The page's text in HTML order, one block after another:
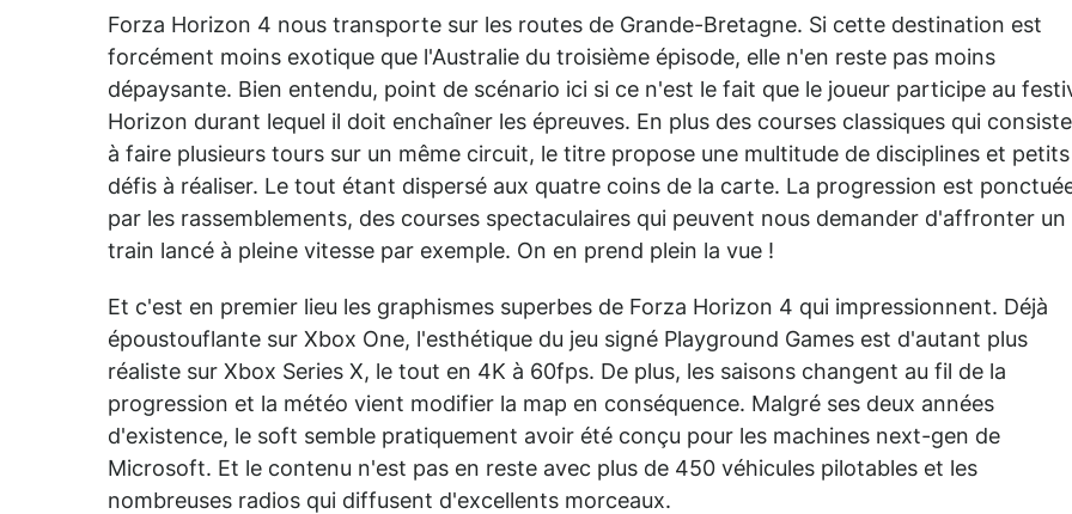
Forza Horizon 4 nous transporte sur les routes de Grande-Bretagne. Si cette destination est
forcément moins exotique que l'Australie du troisième épisode, elle n'en reste pas moins
dépaysante. Bien entendu, point de scénario ici si ce n'est le fait que le joueur participe au
Horizon durant lequel il doit enchaîner les épreuves. En plus des courses classiques qui
à faire plusieurs tours sur un même circuit, le titre propose une multitude de disciplines et petits
défis à réaliser. Le tout étant dispersé aux quatre coins de la carte. La progression est
par les rassemblements, des courses spectaculaires qui peuvent nous demander d'affronter un
train lancé à pleine vitesse par exemple. On en prend plein la vue !
Et c'est en premier lieu les graphismes superbes de Forza Horizon 4 qui impressionnent. Déjà
époustouflante sur Xbox One, l'esthétique du jeu signé Playground Games est d'autant plus
réaliste sur Xbox Series X, le tout en 4K à 60fps. De plus, les saisons changent au fil de la
progression et la météo vient modifier la map en conséquence. Malgré ses deux années
d'existence, le soft semble pratiquement avoir été conçu pour les machines next-gen de
Microsoft. Et le contenu n'est pas en reste avec plus de 450 véhicules pilotables et les
nombreuses radios qui diffusent d'excellents morceaux.